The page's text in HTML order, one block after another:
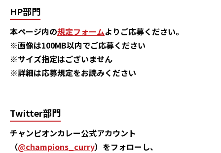
HP部門
本ページ内の規定フォームよりご応募ください。
※画像は100MB以内でご応募ください
※サイズ指定はございません
※詳細は応募規定をお読みください
Twitter部門
チャンピオンカレー公式アカウント
（@champions_curry）をフォローし、